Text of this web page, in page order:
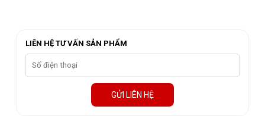
LIÊN HỆ TƯ VẤN SẢN PHẨM
GỬI LIÊN HỆ